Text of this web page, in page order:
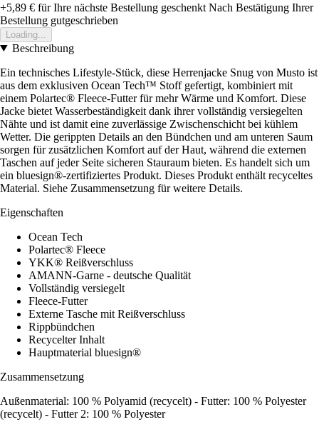
+5,89 € für Ihre nächste Bestellung geschenkt Nach Bestätigung Ihrer
Bestellung gutgeschrieben
Loading...
Beschreibung
Ein technisches Lifestyle-Stück, diese Herrenjacke Snug von Musto ist
aus dem exklusiven Ocean Tech™ Stoff gefertigt, kombiniert mit
einem Polartec® Fleece-Futter für mehr Wärme und Komfort. Diese
Jacke bietet Wasserbeständigkeit dank ihrer vollständig versiegelten
Nähte und ist damit eine zuverlässige Zwischenschicht bei kühlem
Wetter. Die gerippten Details an den Bündchen und am unteren Saum
sorgen für zusätzlichen Komfort auf der Haut, während die externen
Taschen auf jeder Seite sicheren Stauraum bieten. Es handelt sich um
ein bluesign®-zertifiziertes Produkt. Dieses Produkt enthält recyceltes
Material. Siehe Zusammensetzung für weitere Details.
Eigenschaften
Ocean Tech
Polartec® Fleece
YKK® Reißverschluss
AMANN-Garne - deutsche Qualität
Vollständig versiegelt
Fleece-Futter
Externe Tasche mit Reißverschluss
Rippbündchen
Recycelter Inhalt
Hauptmaterial bluesign®
Zusammensetzung
Außenmaterial: 100 % Polyamid (recycelt) - Futter: 100 % Polyester
(recycelt) - Futter 2: 100 % Polyester